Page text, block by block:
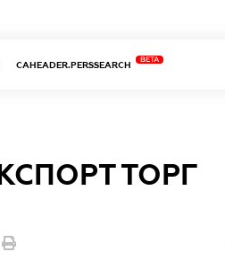
CAHEADER.PERSSEARCH
BETA
ТОРГ